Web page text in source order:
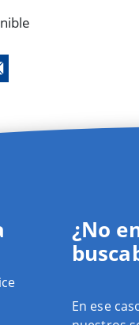
¿No
En ese